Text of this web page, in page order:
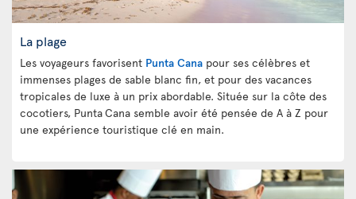
La plage
Les voyageurs favorisent Punta Cana pour ses célèbres et
immenses plages de sable blanc fin, et pour des vacances
tropicales de luxe à un prix abordable. Située sur la côte des
cocotiers, PuntaCana semble avoir été pensée de A à Z pour
une expérience touristique clé en main.